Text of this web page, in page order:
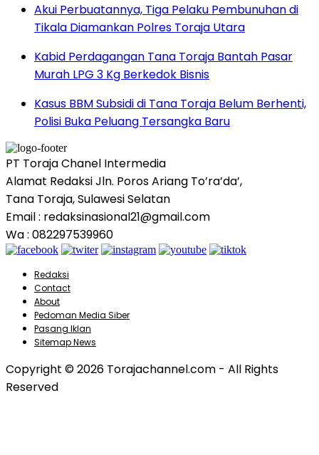
Akui Perbuatannya, Tiga Pelaku Pembunuhan di
Tikala Diamankan Polres Toraja Utara
Kabid Perdagangan Tana Toraja Bantah Pasar
Murah LPG 3 Kg Berkedok Bisnis
Kasus BBM Subsidi di Tana Toraja Belum Berhenti,
Polisi Buka Peluang Tersangka Baru
PT Toraja Chanel Intermedia
Alamat Redaksi Jln. Poros Ariang To’ra’da’,
Tana Toraja, Sulawesi Selatan
Email : redaksinasional21@gmail.com
Wa : 082297539960
Redaksi
Contact
About
Pedoman Media Siber
Pasang Iklan
Sitemap News
Copyright © 2026 Torajachannel.com - All Rights
Reserved